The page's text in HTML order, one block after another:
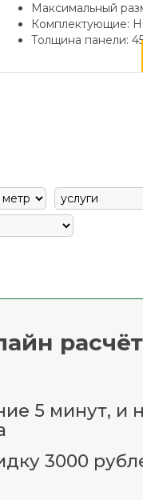
Максимальный
Комплектующие:
Толщина панели:
5 минут, и
3000